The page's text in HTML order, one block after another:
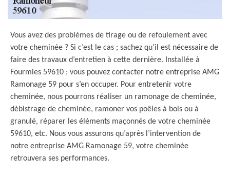
Vous avez des problèmes de tirage ou de refoulement avec
votre cheminée ? Si c’est le cas ; sachez qu’il est nécessaire de
faire des travaux d’entretien à cette dernière. Installée à
Fourmies 59610 ; vous pouvez contacter notre entreprise AMG
Ramonage 59 pour s’en occuper. Pour entretenir votre
cheminée, nous pourrons réaliser un ramonage de cheminée,
débistrage de cheminée, ramoner vos poêles à bois ou à
granulé, réparer les éléments maçonnés de votre cheminée
59610, etc. Nous vous assurons qu’après l’intervention de
notre entreprise AMG Ramonage 59, votre cheminée
retrouvera ses performances.